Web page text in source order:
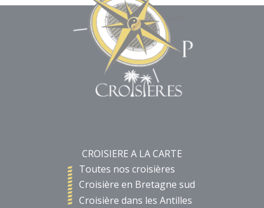
CROISIERE A LA CARTE
Toutes nos croisières
Croisière en Bretagne sud
Croisière dans les Antilles